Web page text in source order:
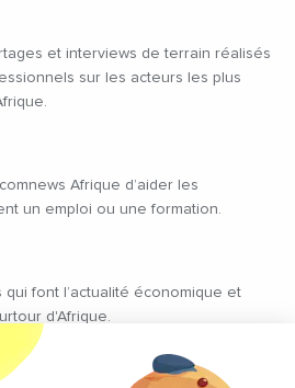
et interviews de terrain réalisés
sur les acteurs les plus
Afrique d’aider les
un emploi ou une formation.
font l’actualité économique et
d'Afrique.